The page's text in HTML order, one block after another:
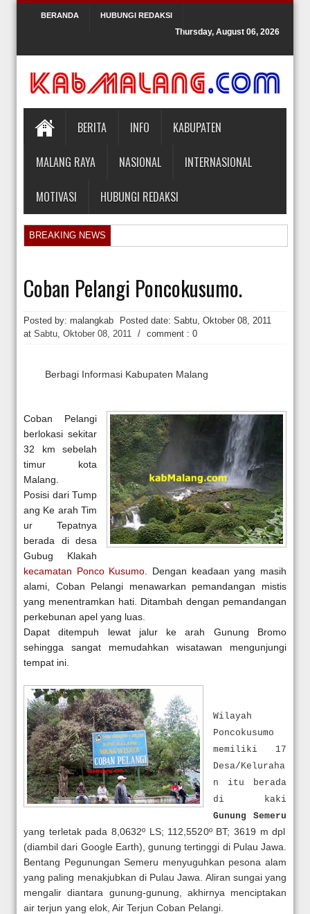
BERANDA HUBUNGI REDAKSI
Thursday, August 06, 2026
BERITA INFO KABUPATEN
MALANG RAYA NASIONAL INTERNASIONAL
MOTIVASI HUBUNGI REDAKSI
BREAKING NEWS
KPK Periksa Mantan Stafsus Menag Gus Yaqut terkait Kasus Kuota
Hakim Kabulkan Sebagian Gugatan Praperadilan Roy Suryo
Coban Pelangi Poncokusumo.
Posted by: malangkab Posted date: Sabtu, Oktober 08, 2011
at Sabtu, Oktober 08, 2011 / comment : 0
Berbagi Informasi Kabupaten Malang
Coban Pelangi
berlokasi sekitar
32 km sebelah
timur kota
Malang.
Posisi dari Tump
ang Ke arah Tim
ur Tepatnya
berada di desa
Gubug Klakah
kecamatan Ponco Kusumo . Dengan keadaan yang masih
alami, Coban Pelangi menawarkan pemandangan mistis
yang menentramkan hati. Ditambah dengan pemandangan
perkebunan apel yang luas.
Dapat ditempuh lewat jalur ke arah Gunung Bromo
sehingga sangat memudahkan wisatawan mengunjungi
tempat ini.
Wilayah
Poncokusumo
memiliki 17
Desa/Keluraha
n itu berada
di kaki
Gunung Semeru
yang terletak pada 8,0632º LS; 112,5520º BT; 3619 m dpl
(diambil dari Google Earth), gunung tertinggi di Pulau Jawa.
Bentang Pegunungan Semeru menyuguhkan pesona alam
yang paling menakjubkan di Pulau Jawa. Aliran sungai yang
mengalir diantara gunung-gunung, akhirnya menciptakan
air terjun yang elok, Air Terjun Coban Pelangi.